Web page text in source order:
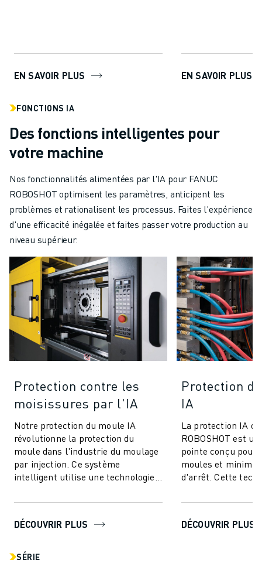
EN SAVOIR PLUS EN SAVOIR PLUS
FONCTIONS IA
Des fonctions intelligentes pour
votre machine
Nos fonctionnalités alimentées par l'IA pour FANUC
ROBOSHOT optimisent les paramètres, anticipent les
problèmes et rationalisent les processus. Faites l'expérience
d'une efficacité inégalée et faites passer votre production au
niveau supérieur.
Protection contre les
moisissures par l'IA
Notre protection du moule IA
révolutionne la protection du
moule dans l'industrie du moulage
par injection. Ce système
intelligent utilise une technologie
offrir ...
DÉCOUVRIR PLUS
Protection
IA
La protection IA
ROBOSHOT est
pointe conçu pour
moules et
d'arrêt. Cette
couple pour une...
DÉCOUVRIR PLUS
SÉRIE